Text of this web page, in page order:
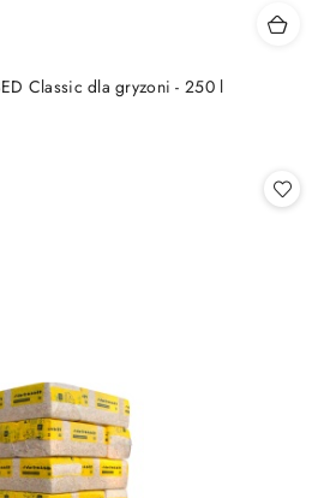
Classic dla gryzoni - 250 l